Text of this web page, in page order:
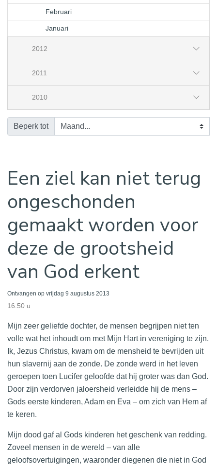
Februari
Januari
2012
2011
2010
Beperk tot
Een ziel kan niet terug
ongeschonden
gemaakt worden voor
deze de grootsheid
van God erkent
Ontvangen op vrijdag 9 augustus 2013
16.50 u
Mijn zeer geliefde dochter, de mensen begrijpen niet ten
volle wat het inhoudt om met Mijn Hart in vereniging te zijn.
Ik, Jezus Christus, kwam om de mensheid te bevrijden uit
hun slavernij aan de zonde. De zonde werd in het leven
geroepen toen Lucifer geloofde dat hij groter was dan God.
Door zijn verdorven jaloersheid verleidde hij de mens –
Gods eerste kinderen, Adam en Eva – om zich van Hem af
te keren.
Mijn dood gaf al Gods kinderen het geschenk van redding.
Zoveel mensen in de wereld – van alle
geloofsovertuigingen, waaronder diegenen die niet in God